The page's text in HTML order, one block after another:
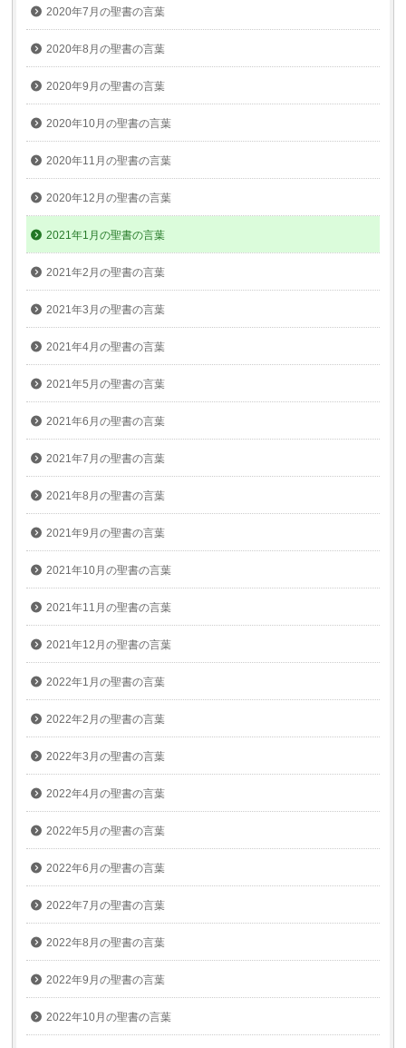
2020年7月の聖書の言葉
2020年8月の聖書の言葉
2020年9月の聖書の言葉
2020年10月の聖書の言葉
2020年11月の聖書の言葉
2020年12月の聖書の言葉
2021年1月の聖書の言葉
2021年2月の聖書の言葉
2021年3月の聖書の言葉
2021年4月の聖書の言葉
2021年5月の聖書の言葉
2021年6月の聖書の言葉
2021年7月の聖書の言葉
2021年8月の聖書の言葉
2021年9月の聖書の言葉
2021年10月の聖書の言葉
2021年11月の聖書の言葉
2021年12月の聖書の言葉
2022年1月の聖書の言葉
2022年2月の聖書の言葉
2022年3月の聖書の言葉
2022年4月の聖書の言葉
2022年5月の聖書の言葉
2022年6月の聖書の言葉
2022年7月の聖書の言葉
2022年8月の聖書の言葉
2022年9月の聖書の言葉
2022年10月の聖書の言葉